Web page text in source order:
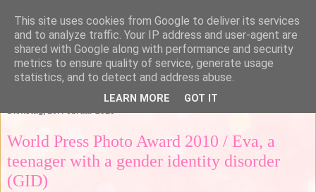
Dienstag, 16. Februar 2010
World Press Photo Award 2010 / Eva, a
teenager with a gender identity disorder
(GID)
This site uses cookies from Google to deliver its services
and to analyze traffic. Your IP address and user-agent are
shared with Google along with performance and security
metrics to ensure quality of service, generate usage
statistics, and to detect and address abuse.
LEARN MORE GOT IT